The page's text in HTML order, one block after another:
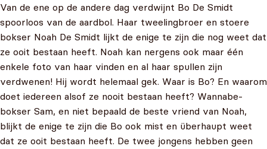
Van de ene op de andere dag verdwijnt Bo De Smidt
spoorloos van de aardbol. Haar tweelingbroer en stoere
bokser Noah De Smidt lijkt de enige te zijn die nog weet dat
ze ooit bestaan heeft. Noah kan nergens ook maar één
enkele foto van haar vinden en al haar spullen zijn
verdwenen! Hij wordt helemaal gek. Waar is Bo? En waarom
doet iedereen alsof ze nooit bestaan heeft? Wannabe-
bokser Sam, en niet bepaald de beste vriend van Noah,
blijkt de enige te zijn die Bo ook mist en überhaupt weet
dat ze ooit bestaan heeft. De twee jongens hebben geen